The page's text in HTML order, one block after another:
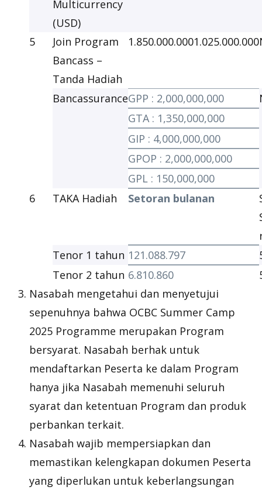
Multicurrency
(USD)
5
Join Program
Bancass –
Tanda Hadiah
1.850.000.0001.025.000.000
BancassuranceGPP : 2,000,000,000
GTA : 1,350,000,000
GIP : 4,000,000,000
GPOP : 2,000,000,000
GPL : 150,000,000
6
TAKA Hadiah Setoran bulanan
Tenor 1 tahun 121.088.797
Tenor 2 tahun 6.810.860
Nasabah mengetahui dan menyetujui
sepenuhnya bahwa OCBC Summer Camp
2025 Programme merupakan Program
bersyarat. Nasabah berhak untuk
mendaftarkan Peserta ke dalam Program
hanya jika Nasabah memenuhi seluruh
syarat dan ketentuan Program dan produk
perbankan terkait.
Nasabah wajib mempersiapkan dan
memastikan kelengkapan dokumen Peserta
yang diperlukan untuk keberlangsungan